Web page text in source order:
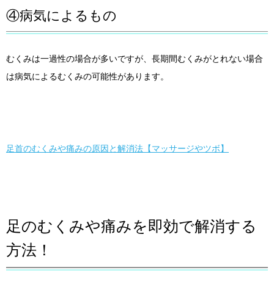
④病気によるもの
むくみは一過性の場合が多いですが、長期間むくみがとれない場合
は病気によるむくみの可能性があります。
足首のむくみや痛みの原因と解消法【マッサージやツボ】
足のむくみや痛みを即効で解消する
方法！